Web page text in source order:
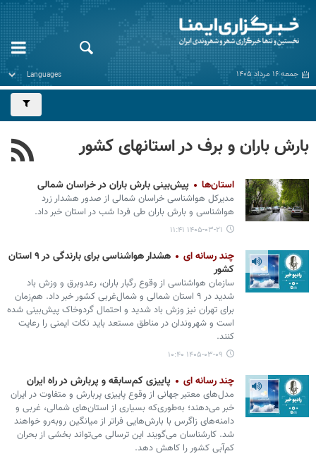
جمعه ۱۶ مرداد ۱۴۰۵
بارش باران و برف در استانهای کشور
استان‌ها پیش‌بینی بارش باران در خراسان شمالی
مدیرکل هواشناسی خراسان شمالی از صدور هشدار زرد
هواشناسی و بارش باران طی فردا شب در استان خبر داد.
۱۴۰۵-۰۳-۲۱ ۱۱:۴۱
چند رسانه ای
هشدار هواشناسی برای بارندگی در ۹ استان
کشور
سازمان هواشناسی از وقوع رگبار باران، رعدوبرق و وزش باد
شدید در ۹ استان شمالی و شمال‌غربی کشور خبر داد. هم‌زمان
برای تهران نیز وزش باد شدید و احتمال گردوخاک پیش‌بینی شده
است و شهروندان در مناطق مستعد باید نکات ایمنی را رعایت
کنند.
۱۴۰۵-۰۳-۰۹ ۱۰:۴۰
چند رسانه ای پاییزی کم‌سابقه و پربارش در راه ایران
مدل‌های معتبر جهانی از وقوع پاییزی پربارش و متفاوت در ایران
خبر می‌دهند؛ به‌طوری‌که بسیاری از استان‌های شمالی، غربی و
دامنه‌های زاگرس با بارش‌هایی فراتر از میانگین روبه‌رو خواهند
شد. کارشناسان می‌گویند این ترسالی می‌تواند بخشی از بحران
کم‌آبی کشور را کاهش دهد.